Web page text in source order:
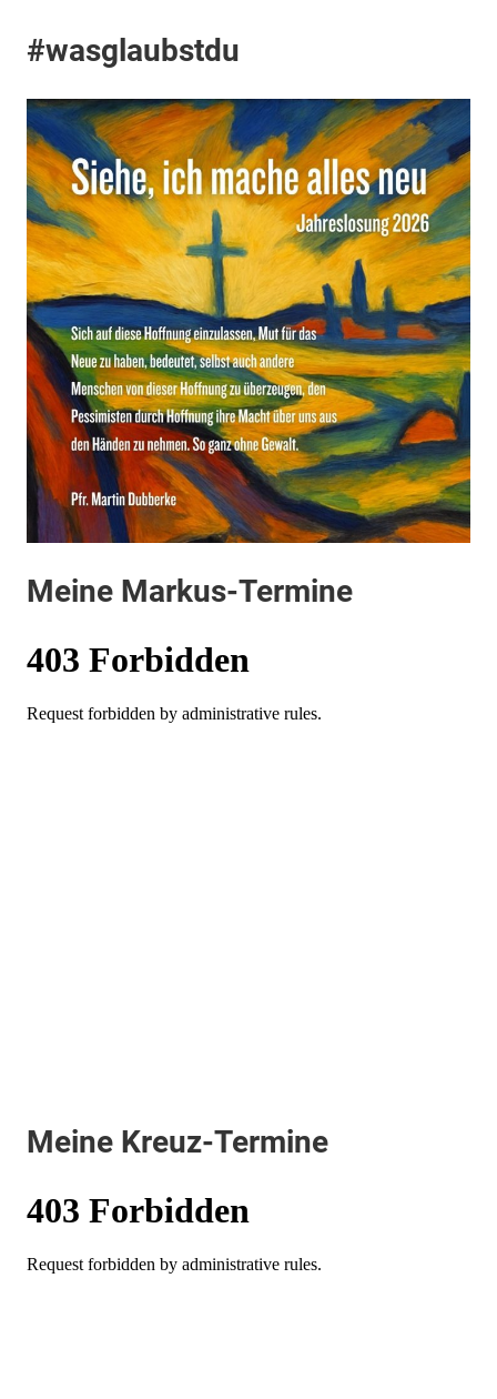
#wasglaubstdu
Meine Markus-Termine
Meine Kreuz-Termine